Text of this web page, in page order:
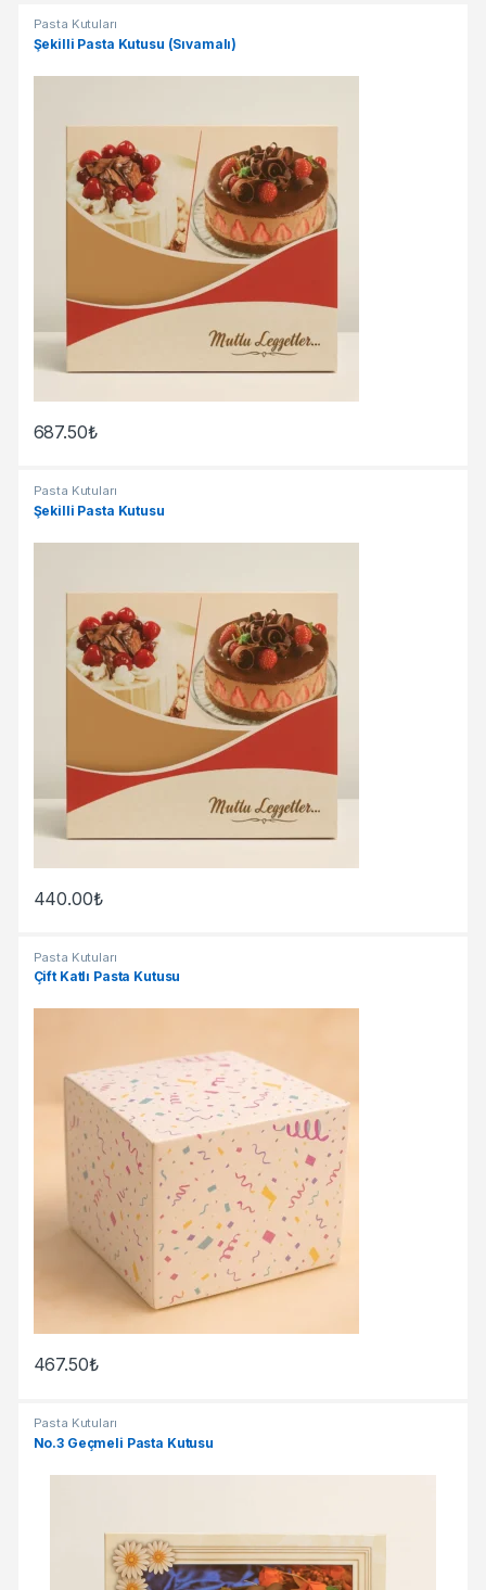
Pasta Kutuları
Şekilli Pasta Kutusu (Sıvamalı)
687.50₺
Pasta Kutuları
Şekilli Pasta Kutusu
440.00₺
Pasta Kutuları
Çift Katlı Pasta Kutusu
467.50₺
Pasta Kutuları
No.3 Geçmeli Pasta Kutusu